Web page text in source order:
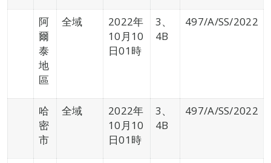
阿
爾
泰
地
區
全域
2022年
10月10
日01時
3、
4B
497/A/SS/2022
哈
密
市
全域
2022年
10月10
日01時
3、
4B
497/A/SS/2022